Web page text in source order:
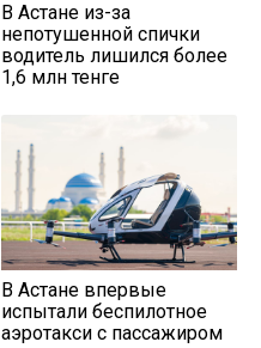
В Астане из-за
непотушенной спички
водитель лишился более
1,6 млн тенге
В Астане впервые
испытали беспилотное
аэротакси с пассажиром